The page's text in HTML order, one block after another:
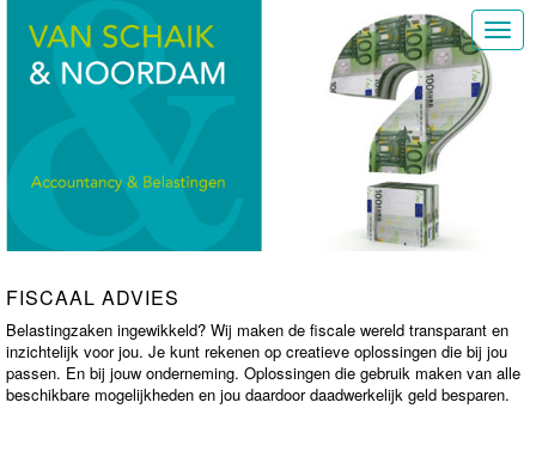
FISCAAL ADVIES
Belastingzaken ingewikkeld? Wij maken de fiscale wereld transparant en
inzichtelijk voor jou. Je kunt rekenen op creatieve oplossingen die bij jou
passen. En bij jouw onderneming. Oplossingen die gebruik maken van alle
beschikbare mogelijkheden en jou daardoor daadwerkelijk geld besparen.